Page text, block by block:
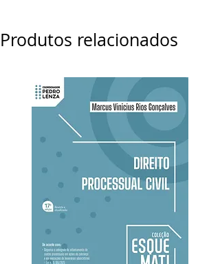
Produtos relacionados